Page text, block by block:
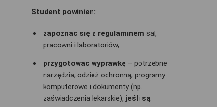
Student powinien:
zapoznać się z regulaminem sal,
pracowni i laboratoriów,
przygotować wyprawkę – potrzebne
narzędzia, odzież ochronną, programy
komputerowe i dokumenty (np.
zaświadczenia lekarskie), jeśli są